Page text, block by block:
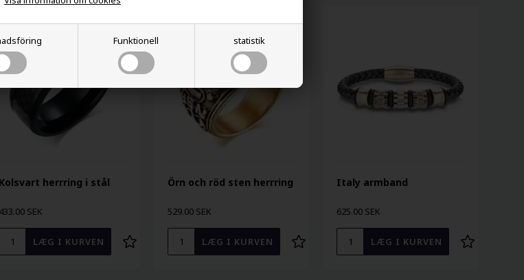
Funktionell statistik
Kolsvart herrring i stål
433.00 SEK
Örn och röd sten herrring
529.00 SEK
Italy armband
625.00 SEK